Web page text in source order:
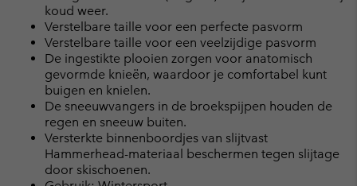
koud weer.
Verstelbare taille voor een perfecte pasvorm
Verstelbare taille voor een veelzijdige pasvorm
De ingestikte plooien zorgen voor anatomisch
gevormde knieën, waardoor je comfortabel kunt
buigen en knielen.
De sneeuwvangers in de broekspijpen houden de
regen en sneeuw buiten.
Versterkte binnenboordjes van slijtvast
Hammerhead-materiaal beschermen tegen slijtage
door skischoenen.